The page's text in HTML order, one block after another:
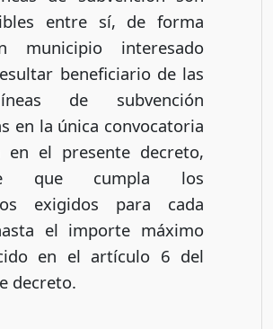
entre sí, de forma
municipio interesado
beneficiario de las
de subvención
en la única convocatoria
en el presente decreto,
que cumpla los
exigidos para cada
el importe máximo
en el artículo 6 del
decreto.